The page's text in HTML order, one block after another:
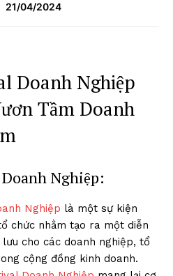
21/04/2024
Doanh Nghiệp
Tầm Doanh
Nghiệp:
Nghiệp là một sự kiện
chức nhằm tạo ra một diễn
cho các doanh nghiệp, tổ
cộng đồng kinh doanh.